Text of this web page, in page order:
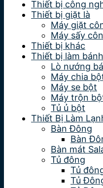
Thiết bị công
Thiết bị giặt là
Máy giặt
Máy sấy
Thiết bị khác
Thiết bị làm bánh
Lò nướng
Máy chia
Máy se bột
Máy trộn
Tủ ủ bột
Thiết Bị Làm
Bàn Đông
Bàn
Bàn mát
Tủ đông
Tủ
Tủ